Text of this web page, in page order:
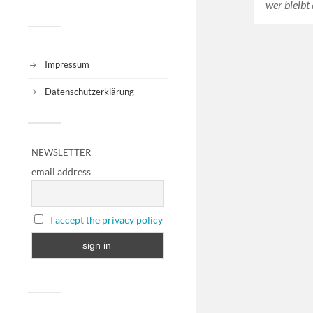
Impressum
Datenschutzerklärung
NEWSLETTER
email address
I accept the privacy policy
wer